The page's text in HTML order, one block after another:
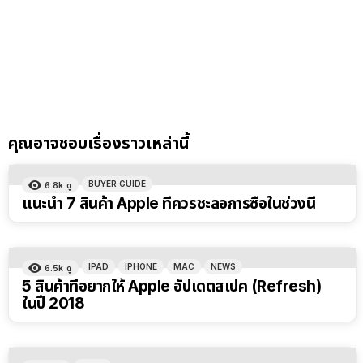
คุณอาจชอบเรื่องราวเหล่านี้
6.8k ดู BUYER GUIDE
แนะนำ 7 สินค้า Apple ที่ควรชะลอการซื้อในช่วงนี้
6.5k ดู IPAD IPHONE MAC NEWS
5 สินค้าที่อยากให้ Apple อัปเดตสเปค (Refresh)
ในปี 2018